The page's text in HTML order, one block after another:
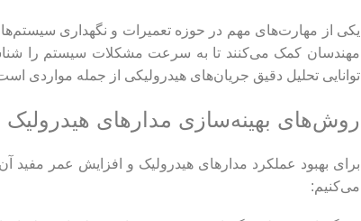
یکی از مهارت‌های مهم در حوزه تعمیرات و نگهداری
مهندسان کمک می‌کنند تا به سرعت مشکلات سیستم را
توانایی تحلیل دقیق جریان‌های هیدرولیکی از جمله مواردی
روش‌های بهینه‌سازی مدارهای هیدرولیک
برای بهبود عملکرد مدارهای هیدرولیک و افزایش عمر مفید
می‌کنیم: